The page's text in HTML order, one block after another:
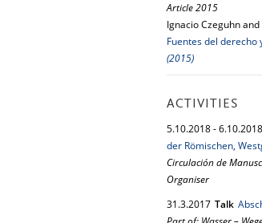
Article 2015
Ignacio Czeguhn
Fuentes del derecho
(2015)
ACTIVITIES
5.10.2018-6.10.2018
der Römischen,
Circulación de
Organiser
31.3.2017 Talk